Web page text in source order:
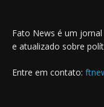
Fato News é um
e atualizado sobre
Entre em contato: